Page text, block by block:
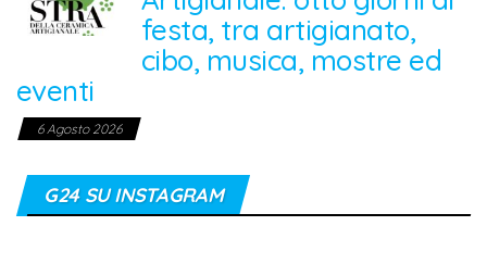
festa, tra artigianato,
cibo, musica, mostre ed
eventi
6 Agosto 2026
G24 SU INSTAGRAM